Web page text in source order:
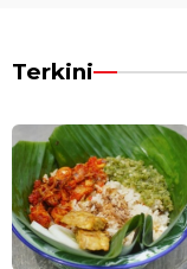
Terkini